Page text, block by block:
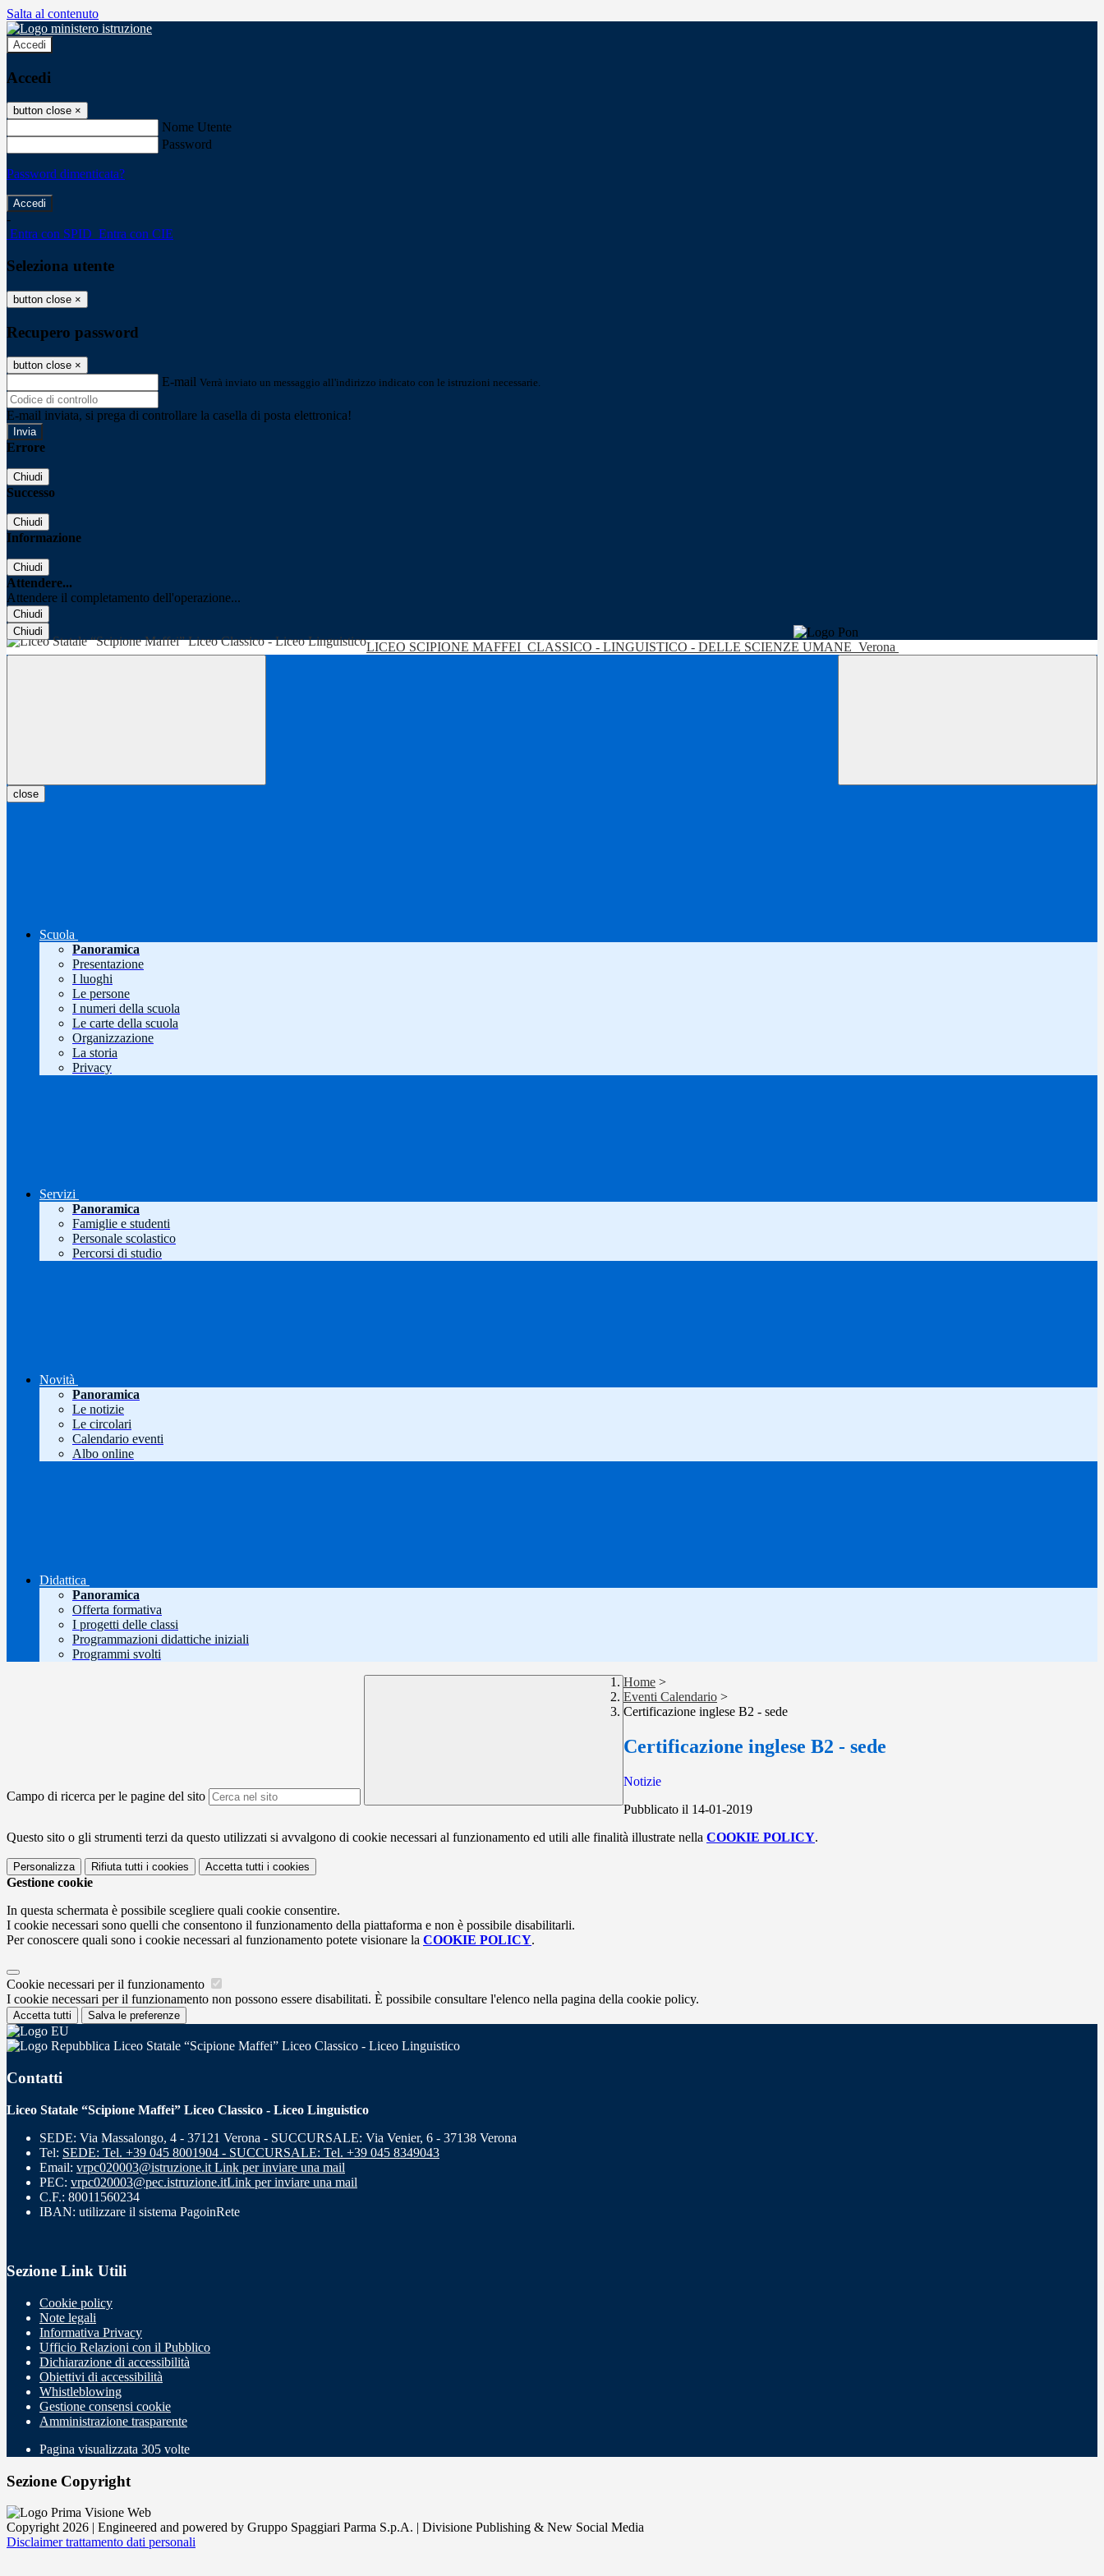
Salta al contenuto
Accedi
Accedi
button close ×
Nome Utente
Password
Password dimenticata?
-
Entra con SPID Entra con CIE
Seleziona utente
button close ×
Recupero password
button close ×
E-mail Verrà inviato un messaggio all'indirizzo indicato con le istruzioni necessarie.
E-mail inviata, si prega di controllare la casella di posta elettronica!
Errore
Chiudi
Successo
Chiudi
Informazione
Chiudi
Attendere...
Attendere il completamento dell'operazione...
Chiudi
Chiudi
LICEO SCIPIONE MAFFEI CLASSICO - LINGUISTICO - DELLE SCIENZE UMANE Verona
close
Scuola
Panoramica
Presentazione
I luoghi
Le persone
I numeri della scuola
Le carte della scuola
Organizzazione
La storia
Privacy
Servizi
Panoramica
Famiglie e studenti
Personale scolastico
Percorsi di studio
Novità
Panoramica
Le notizie
Le circolari
Calendario eventi
Albo online
Didattica
Panoramica
Offerta formativa
I progetti delle classi
Programmazioni didattiche iniziali
Programmi svolti
Campo di ricerca per le pagine del sito
Home >
Eventi Calendario >
Certificazione inglese B2 - sede
Certificazione inglese B2 - sede
Notizie
Pubblicato il 14-01-2019
Questo sito o gli strumenti terzi da questo utilizzati si avvalgono di cookie necessari al funzionamento ed utili alle finalità illustrate nella COOKIE POLICY.
Personalizza Rifiuta tutti i cookies Accetta tutti i cookies
Gestione cookie
In questa schermata è possibile scegliere quali cookie consentire.
I cookie necessari sono quelli che consentono il funzionamento della piattaforma e non è possibile disabilitarli.
Per conoscere quali sono i cookie necessari al funzionamento potete visionare la COOKIE POLICY.
Cookie necessari per il funzionamento
I cookie necessari per il funzionamento non possono essere disabilitati. È possibile consultare l'elenco nella pagina della cookie policy.
Accetta tutti Salva le preferenze
Liceo Statale “Scipione Maffei” Liceo Classico - Liceo Linguistico
Contatti
Liceo Statale “Scipione Maffei” Liceo Classico - Liceo Linguistico
SEDE: Via Massalongo, 4 - 37121 Verona - SUCCURSALE: Via Venier, 6 - 37138 Verona
Tel: SEDE: Tel. +39 045 8001904 - SUCCURSALE: Tel. +39 045 8349043
Email: vrpc020003@istruzione.it Link per inviare una mail
PEC: vrpc020003@pec.istruzione.itLink per inviare una mail
C.F.: 80011560234
IBAN: utilizzare il sistema PagoinRete
Sezione Link Utili
Cookie policy
Note legali
Informativa Privacy
Ufficio Relazioni con il Pubblico
Dichiarazione di accessibilità
Obiettivi di accessibilità
Whistleblowing
Gestione consensi cookie
Amministrazione trasparente
Pagina visualizzata 305 volte
Sezione Copyright
Copyright 2026 | Engineered and powered by Gruppo Spaggiari Parma S.p.A. | Divisione Publishing & New Social Media
Disclaimer trattamento dati personali